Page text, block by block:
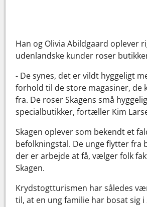
Han og Olivia Abildgaard oplever
udenlandske kunder roser
- De synes, det er vildt hyggeligt
forhold til de store magasiner, de
fra. De roser Skagens små
specialbutikker, fortæller Kim
Skagen oplever som bekendt et
befolkningstal. De unge flytter fra
der er arbejde at få, vælger folk
Skagen.
Krydstogtturismen har således
til, at en ung familie har bosat sig i